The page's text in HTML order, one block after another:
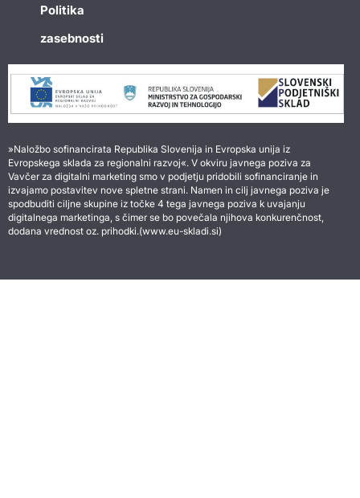
Politika
zasebnosti
»Naložbo sofinancirata Republika Slovenija in Evropska unija iz
Evropskega sklada za regionalni razvoj«. V okviru javnega poziva za
Vavčer za digitalni marketing smo v podjetju pridobili sofinanciranje in
izvajamo postavitev nove spletne strani. Namen in cilj javnega poziva je
spodbuditi ciljne skupine iz točke 4 tega javnega poziva k uvajanju
digitalnega marketinga, s čimer se bo povečala njihova konkurenčnost,
dodana vrednost oz. prihodki.(www.eu-skladi.si)